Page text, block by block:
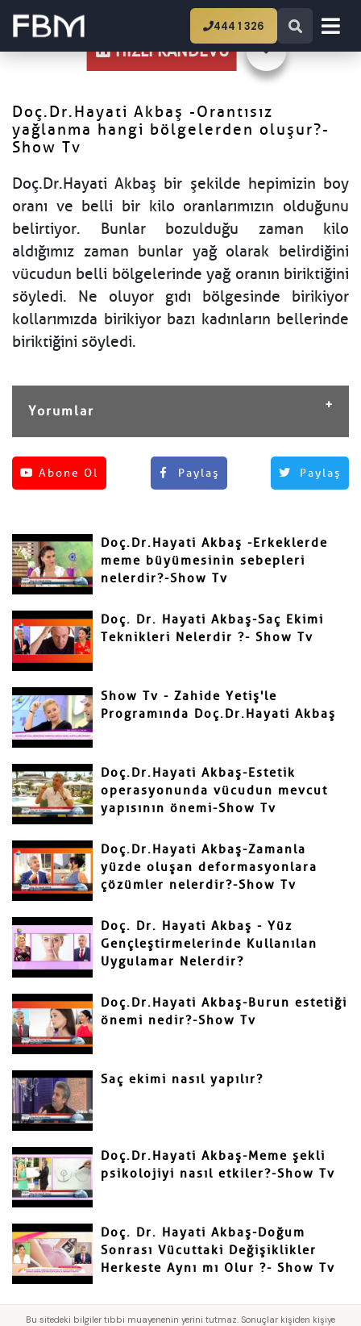
444 1 326
Doç.Dr.Hayati Akbaş -Orantısız
yağlanma hangi bölgelerden oluşur?-Show Tv
HIZLI RANDEVU
Doç.Dr.Hayati Akbaş -Orantısız
yağlanma hangi bölgelerden oluşur?-
Show Tv
Doç.Dr.Hayati Akbaş bir şekilde hepimizin boy
oranı ve belli bir kilo oranlarımızın olduğunu
belirtiyor. Bunlar bozulduğu zaman kilo
aldığımız zaman bunlar yağ olarak belirdiğini
vücudun belli bölgelerinde yağ oranın biriktiğini
söyledi. Ne oluyor gıdı bölgesinde birikiyor
kollarımızda birikiyor bazı kadınların bellerinde
biriktiğini söyledi.
Abone Ol Paylaş Paylaş
Yorumlar
Henüz yorum yapılmamış.
Adınız ve Soyadınız
Mail
Yorumunuz
Gönder
Doç.Dr.Hayati Akbaş -Erkeklerde
meme büyümesinin sebepleri
nelerdir?-Show Tv
Doç. Dr. Hayati Akbaş-Saç Ekimi
Teknikleri Nelerdir ?- Show Tv
Show Tv - Zahide Yetiş'le
Programında Doç.Dr.Hayati Akbaş
Doç.Dr.Hayati Akbaş-Estetik
operasyonunda vücudun mevcut
yapısının önemi-Show Tv
Doç.Dr.Hayati Akbaş-Zamanla
yüzde oluşan deformasyonlara
çözümler nelerdir?-Show Tv
Doç. Dr. Hayati Akbaş - Yüz
Gençleştirmelerinde Kullanılan
Uygulamar Nelerdir?
Doç.Dr.Hayati Akbaş-Burun estetiği
önemi nedir?-Show Tv
Saç ekimi nasıl yapılır?
Doç.Dr.Hayati Akbaş-Meme şekli
psikolojiyi nasıl etkiler?-Show Tv
Doç. Dr. Hayati Akbaş-Doğum
Sonrası Vücuttaki Değişiklikler
Herkeste Aynı mı Olur ?- Show Tv
Bu sitedeki bilgiler tıbbi muayenenin yerini tutmaz. Sonuçlar kişiden kişiye